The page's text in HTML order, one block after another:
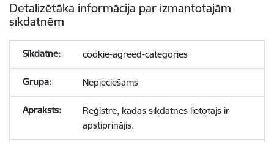
Detalizētāka informācija par izmantotajām
sīkdatnēm
cookie-agreed-categories
Nepieciešams
Reģistrē, kādas sīkdatnes lietotājs ir
apstiprinājis.